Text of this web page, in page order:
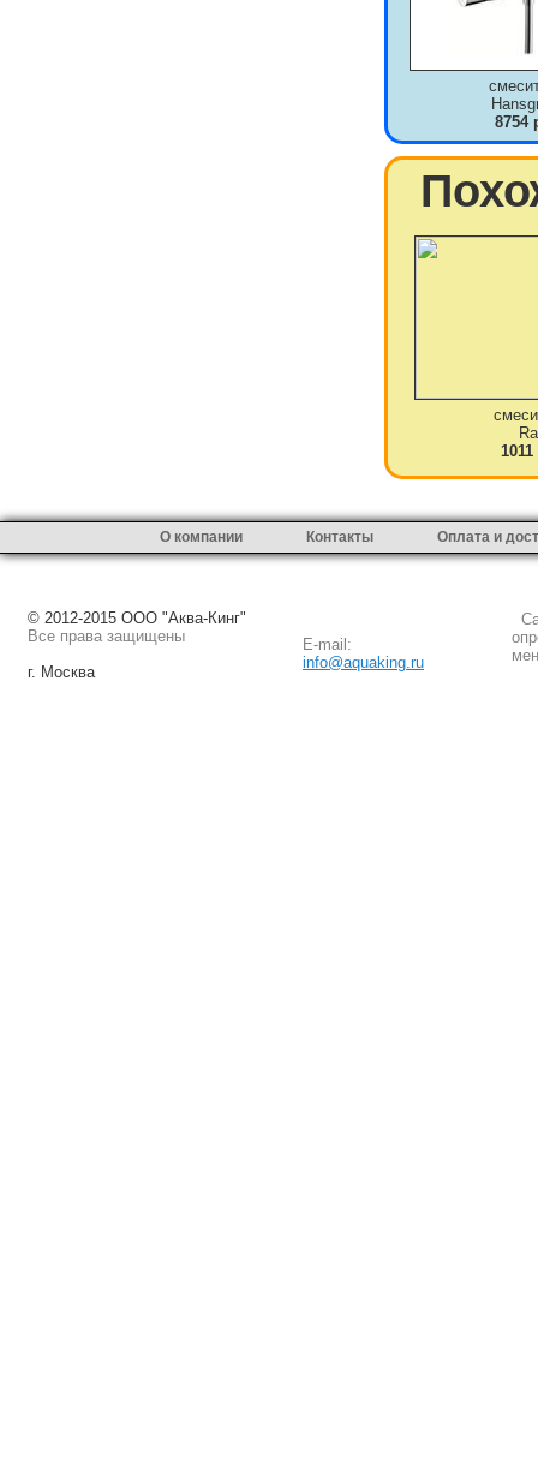
8754
О компании Контакты Оплата и
© 2012-2015 ООО "Аква-Кинг"
Все права защищены
г. Москва
E-mail:
info@aquaking.ru